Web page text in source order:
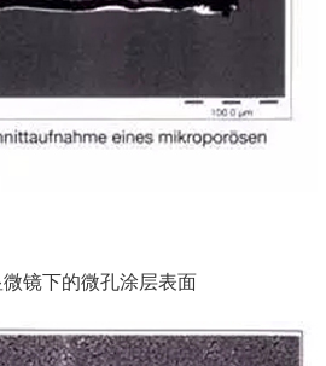
镜下的微孔涂层表面